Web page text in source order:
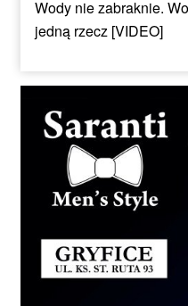
Wody nie zabraknie.
jedną rzecz [VIDEO]